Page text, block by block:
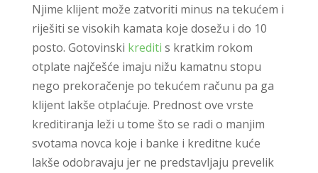
Njime klijent može zatvoriti minus na tekućem i
riješiti se visokih kamata koje dosežu i do 10
posto. Gotovinski krediti s kratkim rokom
otplate najčešće imaju nižu kamatnu stopu
nego prekoračenje po tekućem računu pa ga
klijent lakše otplaćuje. Prednost ove vrste
kreditiranja leži u tome što se radi o manjim
svotama novca koje i banke i kreditne kuće
lakše odobravaju jer ne predstavljaju prevelik